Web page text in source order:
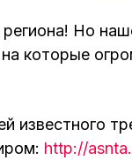
Но
которые
http://